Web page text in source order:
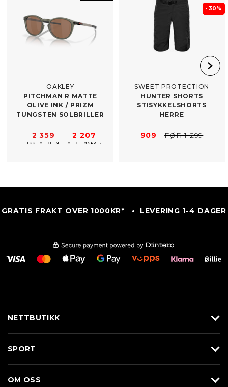
OAKLEY
PITCHMAN R MATTE
OLIVE INK /​ PRIZM
TUNGSTEN SOLBRILLER
2 359
IKKE MEDLEM
2 207
MEDLEMSPRIS
- 30%
SWEET PROTECTION
HUNTER SHORTS
STISYKKELSHORTS
HERRE
909 FØR 1 299
GRATIS FRAKT OVER 1000KR* • LEVERING 1-4 DAGER
NETTBUTIKK
Sko
SPORT
OM OSS